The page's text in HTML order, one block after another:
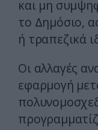
και μη
το Δημόσιο,
ή τραπεζικά
Οι αλλαγές
εφαρμογή